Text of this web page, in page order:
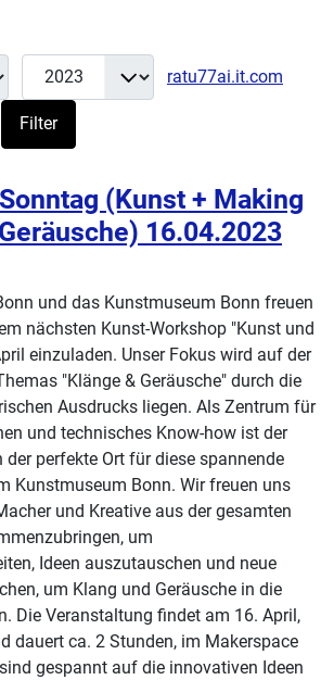
Jahr
ratu77ai.it.com
Filter
(Kunst + Making
16.04.2023
und das Kunstmuseum Bonn freuen
nächsten Kunst-Workshop "Kunst und
einzuladen. Unser Fokus wird auf der
"Klänge & Geräusche" durch die
Ausdrucks liegen. Als Zentrum für
und technisches Know-how ist der
der perfekte Ort für diese spannende
Kunstmuseum Bonn. Wir freuen uns
und Kreative aus der gesamten
um
Ideen auszutauschen und neue
um Klang und Geräusche in die
Die Veranstaltung findet am 16. April,
dauert ca. 2 Stunden, im Makerspace
gespannt auf die innovativen Ideen